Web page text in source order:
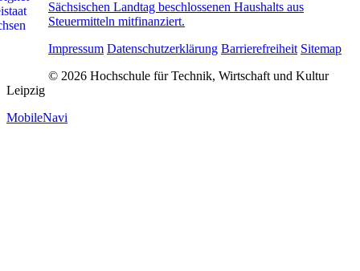
Sächsischen Landtag beschlossenen Haushalts aus
Steuermitteln mitfinanziert.
Impressum Datenschutzerklärung Barrierefreiheit Sitemap
© 2026 Hochschule für Technik, Wirtschaft und Kultur
Leipzig
MobileNavi